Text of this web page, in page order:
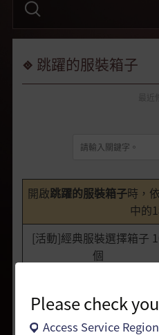
Please check
Access Service
關
鍵
跳躍的服裝箱子
開啟跳躍的服裝箱子時，
中的
[活動]經典服裝選擇箱子
個
[活動]經典服裝選擇箱子 2